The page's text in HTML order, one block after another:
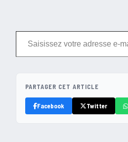
Saisissez votre adresse e-mail…
PARTAGER CET ARTICLE
Facebook Twitter